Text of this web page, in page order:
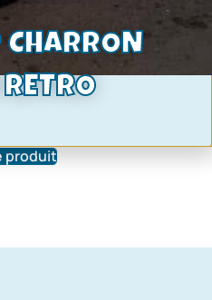
motul 0.5L
produit